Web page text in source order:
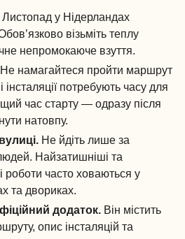
Листопад у Нідерландах
візьміть теплу
непромокаюче взуття.
Не намагайтеся пройти маршрут
потребують часу для
час старту — одразу після
натовпу.
Не йдіть лише за
Найзатишніші та
роботи часто ховаються у
та двориках.
додаток. Він містить
опис інсталяцій та